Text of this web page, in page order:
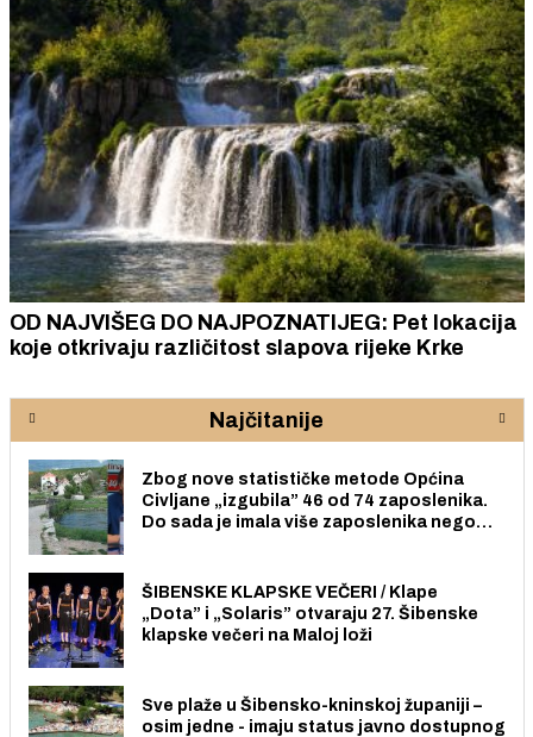
OD NAJVIŠEG DO NAJPOZNATIJEG: Pet lokacija
koje otkrivaju različitost slapova rijeke Krke
Najčitanije
Zbog nove statističke metode Općina
Civljane „izgubila” 46 od 74 zaposlenika.
Do sada je imala više zaposlenika nego
ŠIBENSKE KLAPSKE VEČERI / Klape
„Dota” i „Solaris” otvaraju 27. Šibenske
klapske večeri na Maloj loži
Sve plaže u Šibensko-kninskoj županiji –
osim jedne - imaju status javno dostupnog